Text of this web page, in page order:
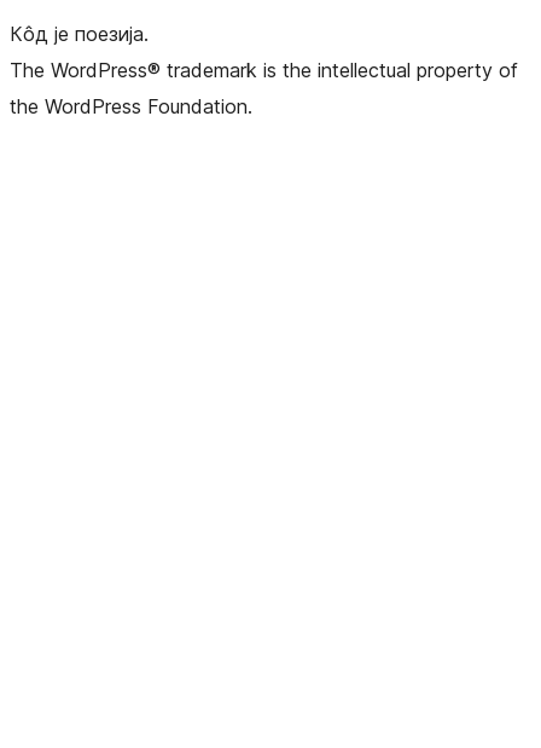
Кôд је поезија.
The WordPress® trademark is the intellectual property of
the WordPress Foundation.